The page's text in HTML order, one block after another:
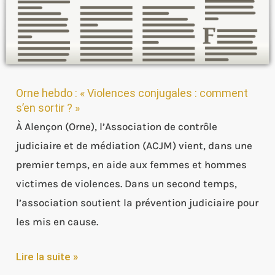
Orne hebdo : « Violences conjugales : comment
s’en sortir ? »
À Alençon (Orne), l’Association de contrôle
judiciaire et de médiation (ACJM) vient, dans une
premier temps, en aide aux femmes et hommes
victimes de violences. Dans un second temps,
l’association soutient la prévention judiciaire pour
les mis en cause.
? »
Lire la suite »